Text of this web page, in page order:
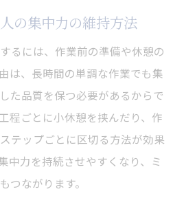
の集中力の維持方法
るには、作業前の準備や休憩の
は、長時間の単調な作業でも集
た品質を保つ必要があるからで
程ごとに小休憩を挟んだり、作
テップごとに区切る方法が効果
中力を持続させやすくなり、ミ
つながります。